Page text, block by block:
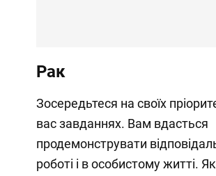
Рак
Зосередьтеся на своїх
вас завданнях. Вам вдасться
продемонструвати
роботі і в особистому житті.